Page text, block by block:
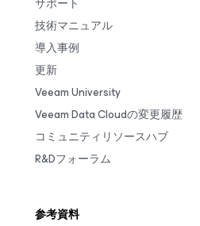
サポート
技術マニュアル
導入事例
更新
Veeam University
Veeam Data Cloudの変更履歴
コミュニティリソースハブ
R&Dフォーラム
参考資料